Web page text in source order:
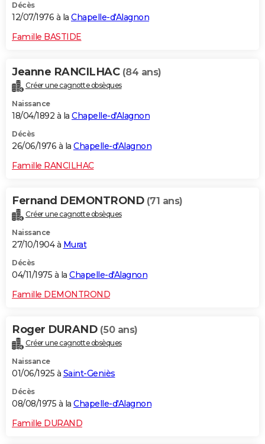
Décès
12/07/1976 à la Chapelle-d'Alagnon
Famille BASTIDE
Jeanne RANCILHAC (84 ans)
Créer une cagnotte obsèques
Naissance
18/04/1892 à la Chapelle-d'Alagnon
Décès
26/06/1976 à la Chapelle-d'Alagnon
Famille RANCILHAC
Fernand DEMONTROND (71 ans)
Créer une cagnotte obsèques
Naissance
27/10/1904 à Murat
Décès
04/11/1975 à la Chapelle-d'Alagnon
Famille DEMONTROND
Roger DURAND (50 ans)
Créer une cagnotte obsèques
Naissance
01/06/1925 à Saint-Geniès
Décès
08/08/1975 à la Chapelle-d'Alagnon
Famille DURAND